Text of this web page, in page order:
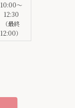
10:00～
12:30
（最終
12:00）